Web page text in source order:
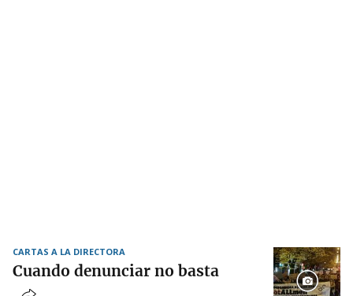
CARTAS A LA DIRECTORA
Cuando denunciar no basta